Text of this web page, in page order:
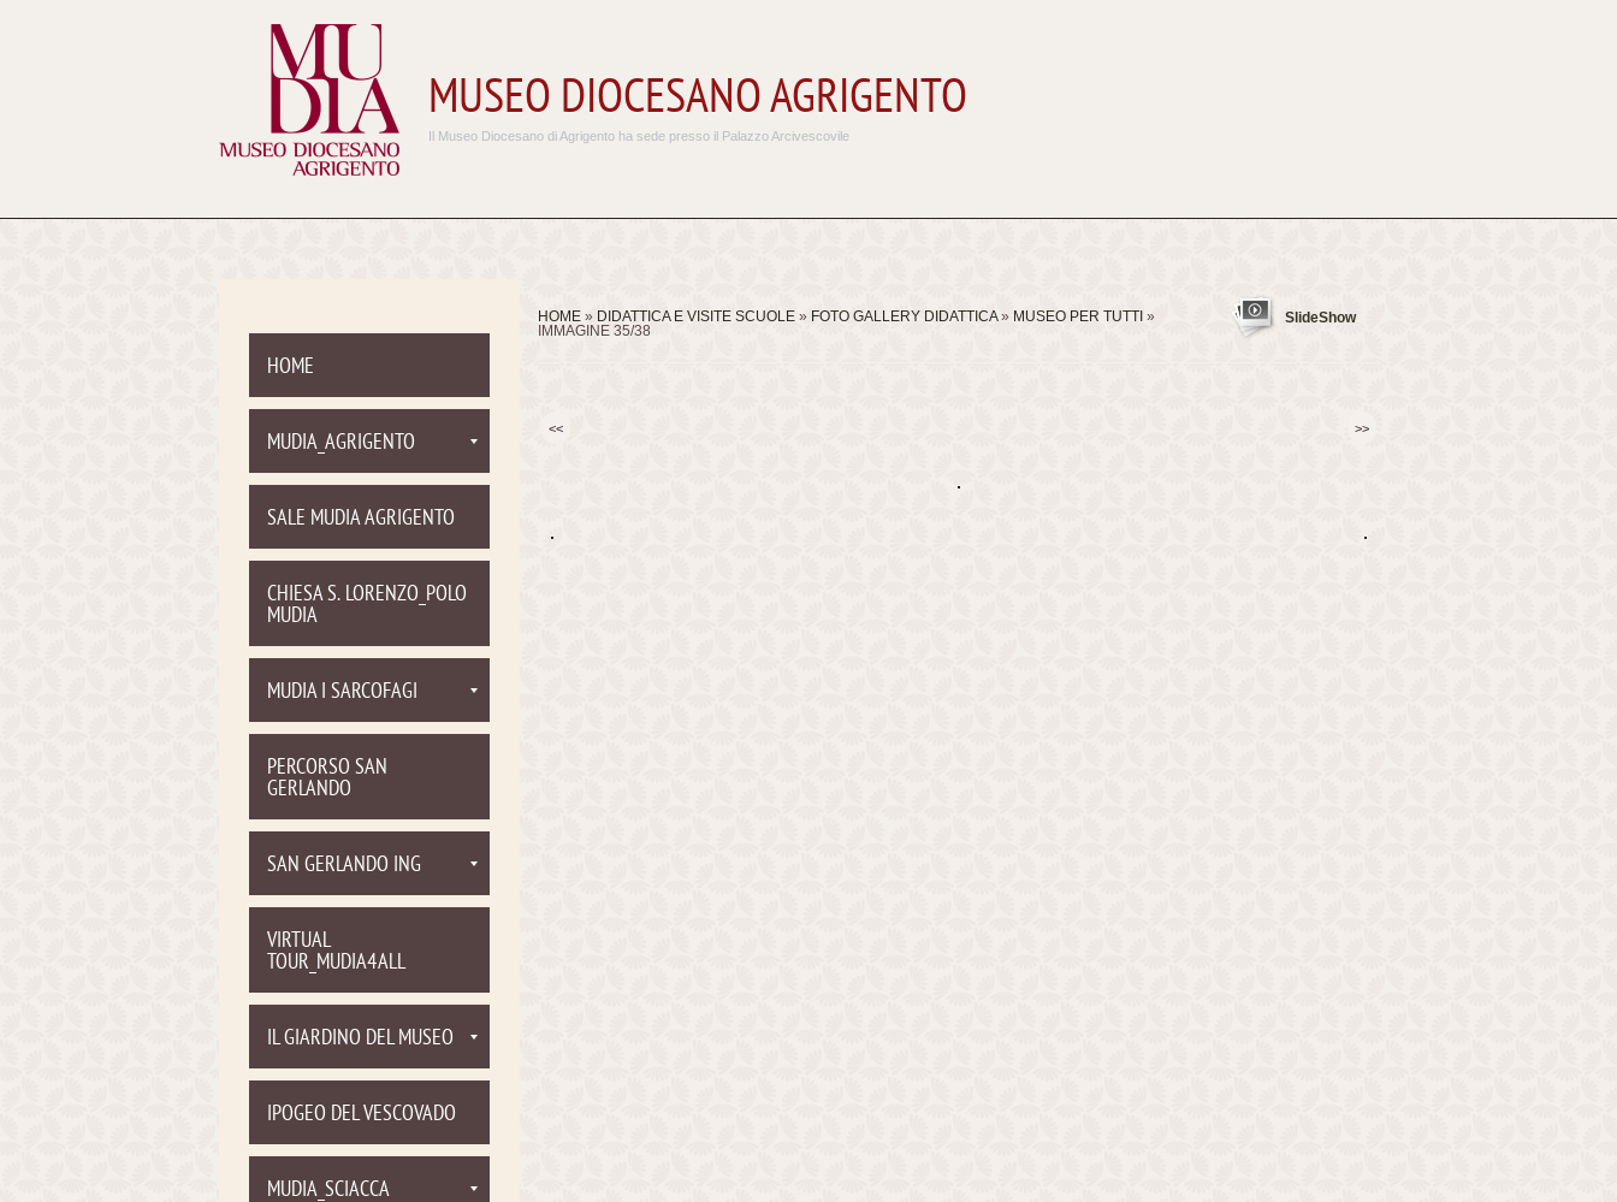
MUSEO DIOCESANO AGRIGENTO
Il Museo Diocesano di Agrigento ha sede presso il Palazzo Arcivescovile
HOME » DIDATTICA E VISITE SCUOLE » FOTO GALLERY DIDATTICA» MUSEO PER TUTTI »
IMMAGINE 35/38
SlideShow
<< >>
HOME
MUDIA_AGRIGENTO
SALE MUDIA AGRIGENTO
CHIESA S. LORENZO_POLO
MUDIA
MUDIA I SARCOFAGI
PERCORSO SAN
GERLANDO
SAN GERLANDO ING
VIRTUAL
TOUR_MUDIA4ALL
IL GIARDINO DEL MUSEO
IPOGEO DEL VESCOVADO
MUDIA_SCIACCA